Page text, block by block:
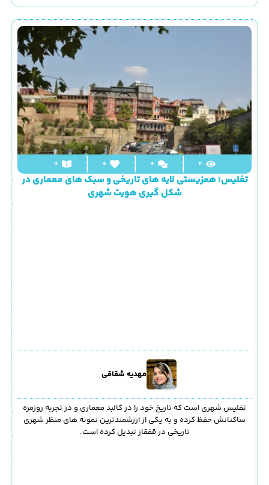
2
0
0
11
تفلیس؛ همزیستی لایه های تاریخی و سبک های معماری در
شکل گیری هویت شهری
مهدیه شقاقی
تفلیس شهری است که تاریخ خود را در کالبد معماری و در تجربه روزمره
ساکنانش حفظ کرده و به یکی از ارزشمندترین نمونه های منظر شهری
تاریخی در قفقاز تبدیل کرده است.